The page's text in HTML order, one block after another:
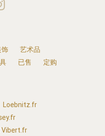
艺术品
已售 定购
Loebnitz.fr
Vibert.fr